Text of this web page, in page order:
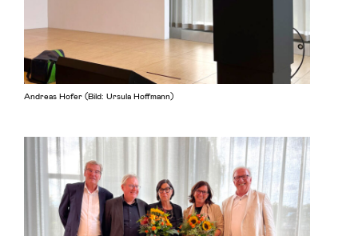
Andreas Hofer (Bild: Ursula Hoffmann)